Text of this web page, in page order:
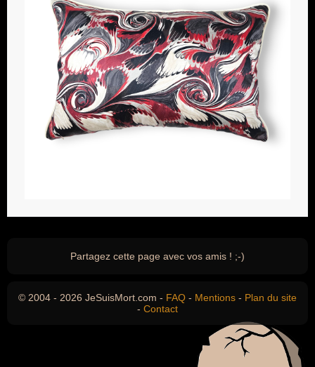
Partagez cette page avec vos amis ! ;-)
© 2004 - 2026 JeSuisMort.com - FAQ - Mentions - Plan du site
- Contact